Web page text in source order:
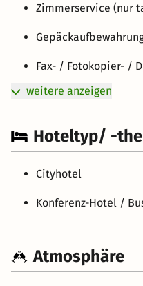
Zimmerservice (nur
Fax- / Fotokopier- /
weitere anzeigen
Hoteltyp/ -
Cityhotel
Konferenz-Hotel /
Atmosphäre